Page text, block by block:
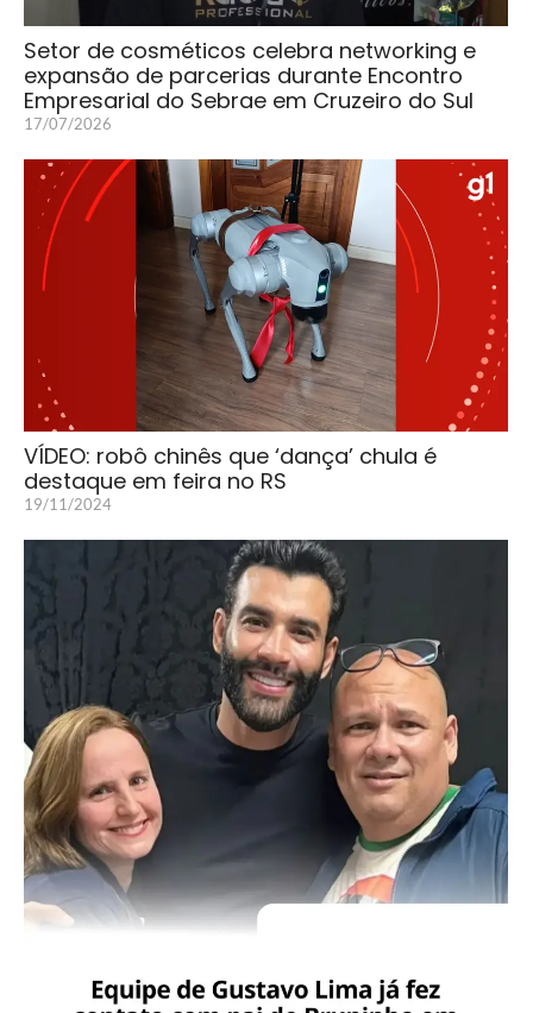
Setor de cosméticos celebra networking e
expansão de parcerias durante Encontro
Empresarial do Sebrae em Cruzeiro do Sul
17/07/2026
VÍDEO: robô chinês que ‘dança’ chula é
destaque em feira no RS
19/11/2024